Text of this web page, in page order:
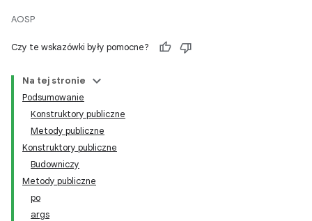
AOSP
Czy te wskazówki były pomocne?
Na tej stronie
Podsumowanie
Konstruktory publiczne
Metody publiczne
Konstruktory publiczne
Budowniczy
Metody publiczne
po
args